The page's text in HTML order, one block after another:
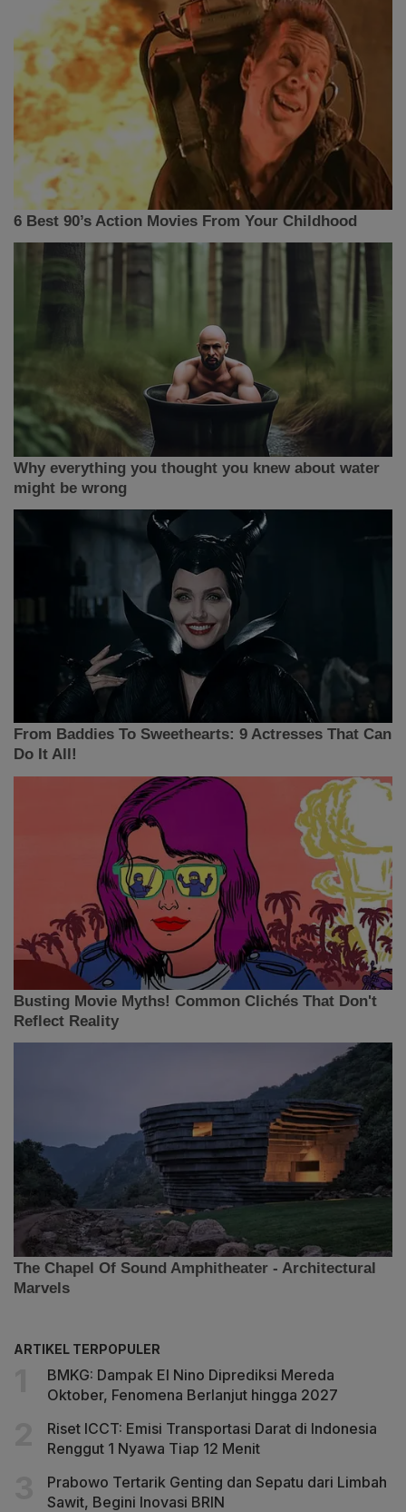
ARTIKEL TERPOPULER
BMKG: Dampak El Nino Diprediksi Mereda
Oktober, Fenomena Berlanjut hingga 2027
Riset ICCT: Emisi Transportasi Darat di Indonesia
Renggut 1 Nyawa Tiap 12 Menit
Prabowo Tertarik Genting dan Sepatu dari Limbah
Sawit, Begini Inovasi BRIN